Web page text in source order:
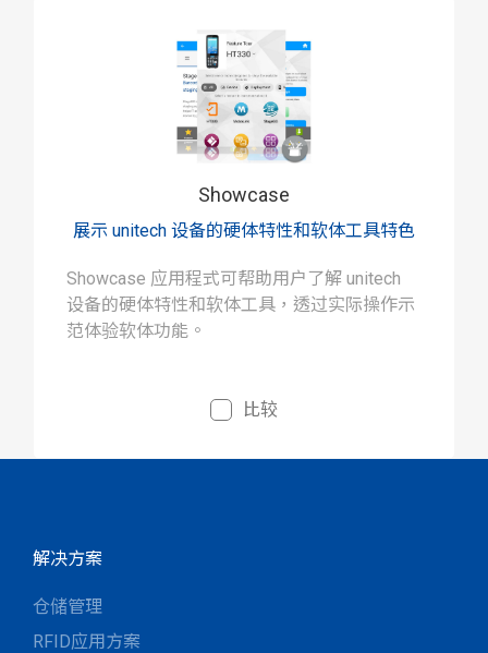
Showcase
展示 unitech 设备的硬体特性和软体工具特色
Showcase 应用程式可帮助用户了解 unitech
设备的硬体特性和软体工具，透过实际操作示
范体验软体功能。
比较
解决方案
仓储管理
RFID应用方案